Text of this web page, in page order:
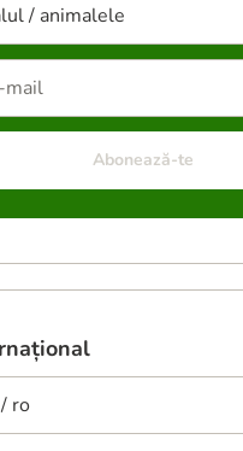
/ animalele
Abonează-te
ro